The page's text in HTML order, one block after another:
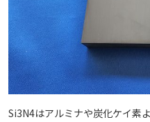
Si3N4はアルミナや炭化ケイ素